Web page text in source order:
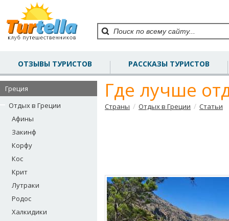
ОТЗЫВЫ ТУРИСТОВ РАССКАЗЫ ТУРИСТОВ
Греция
Отдых в Греции
Афины
Закинф
Корфу
Кос
Крит
Лутраки
Родос
Халкидики
Где лучше
Страны / Отдых в Греции / Статьи